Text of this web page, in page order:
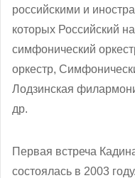
российскими и
которых Российский
симфонический
оркестр,
Лодзинская
др.
Первая встреча
состоялась в 2003